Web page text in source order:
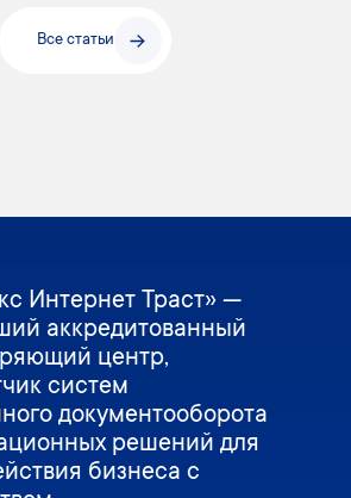
Все статьи
Интернет Траст» —
аккредитованный
центр,
систем
документооборота
решений для
бизнеса с